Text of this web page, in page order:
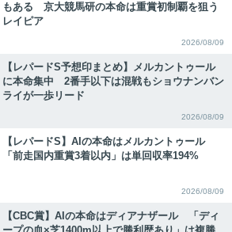
もある 京大競馬研の本命は重賞初制覇を狙う
レイピア
2026/08/09
【レパードS予想印まとめ】メルカントゥール
に本命集中 2番手以下は混戦もショウナンバン
ライが一歩リード
2026/08/09
【レパードS】AIの本命はメルカントゥール
「前走国内重賞3着以内」は単回収率194%
2026/08/09
【CBC賞】AIの本命はディアナザール 「ディ